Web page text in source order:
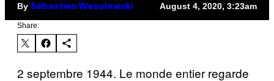
By Sébastien Wesolowski August 4, 2020, 3:23am
Share:
2 septembre 1944. Le monde entier regarde